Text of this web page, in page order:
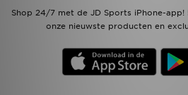
Shop 24/7 met de JD Sports iPhone-
onze nieuwste producten en